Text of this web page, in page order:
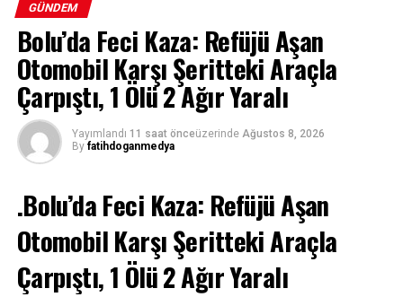
GÜNDEM
Bolu’da Feci Kaza: Refüjü Aşan
Otomobil Karşı Şeritteki Araçla
Çarpıştı, 1 Ölü 2 Ağır Yaralı
Yayımlandı 11 saat önceüzerinde Ağustos 8, 2026
By fatihdoganmedya
.Bolu’da Feci Kaza: Refüjü Aşan
Otomobil Karşı Şeritteki Araçla
Çarpıştı, 1 Ölü 2 Ağır Yaralı